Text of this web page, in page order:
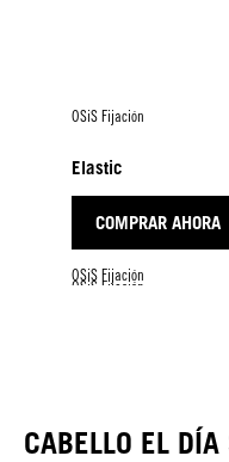
OSiS Fijación
Elastic
COMPRAR AHORA
OSiS Fijación
OSiS Fijación
CABELLO EL